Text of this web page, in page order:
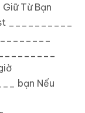
Từ Bạn
__________
bạn Nếu